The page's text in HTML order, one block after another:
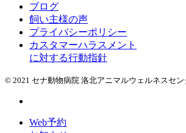
ブログ
飼い主様の声
プライバシーポリシー
カスタマーハラスメント
に対する行動指針
© 2021 セナ動物病院 洛北アニマルウェルネスセン
Web予約